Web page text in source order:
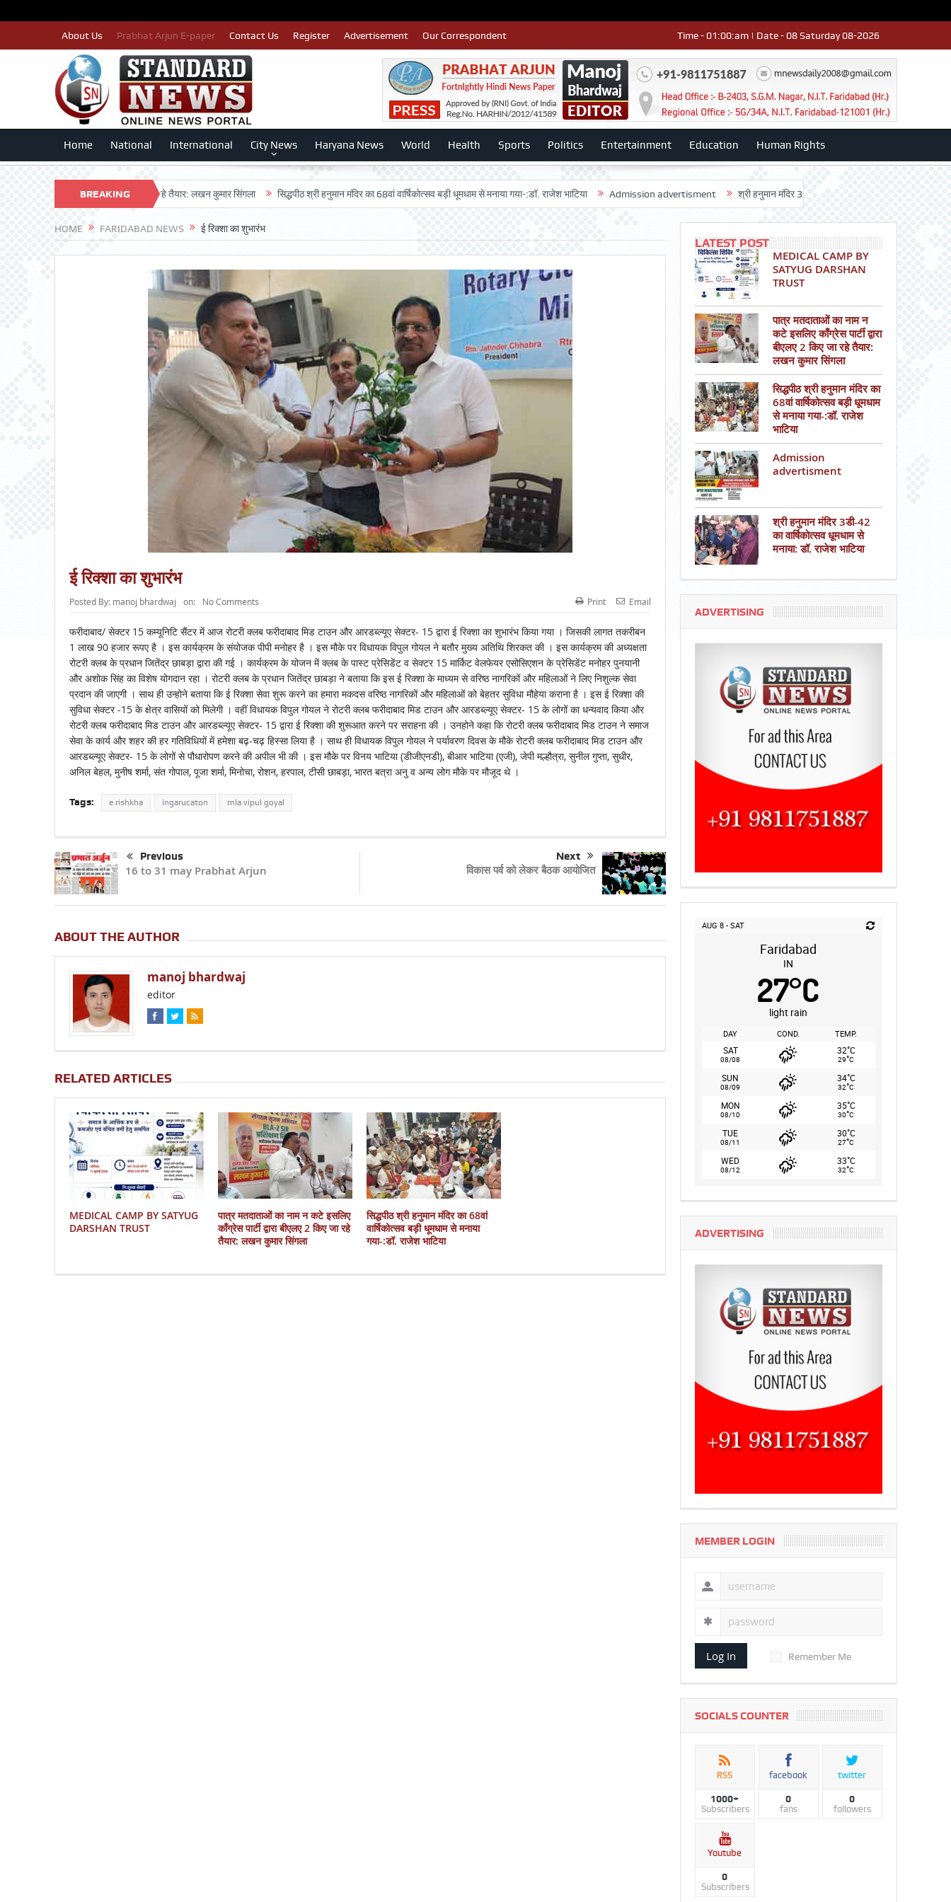
About Us Prabhat Arjun E-paper Contact Us Register Advertisement Our Correspondent Time - 01:00:am | Date - 08 Saturday 08-2026
Home National International City News Haryana News World Health Sports Politics Entertainment Education Human Rights
BREAKING
NEWS
पार्टी द्वारा बीएलए 2 किए जा रहे तैयार: लखन कुमार सिंगला सिद्धपीठ श्री हनुमान मंदिर का 68वां वार्षिकोत्सव बड़ी धूमधाम से मनाया गया-:डॉ. राजेश भाटिया Admission advertisment श्री हनुमान मंदिर 3डी-42 का वार्षिकोत्सव धूमधाम से मनाया: डॉ. राजेश
HOME FARIDABAD NEWS ई रिक्शा का शुभारंभ
ई रिक्शा का शुभारंभ
Posted By: manoj bhardwaj on: No Comments Print Email
फरीदाबाद/ सेक्टर 15 कम्यूनिटि सैंटर में आज रोटरी क्लब फरीदाबाद मिड टाउन और आरडब्ल्यूए सेक्टर- 15 द्वारा ई रिक्शा का शुभारंभ किया गया । जिसकी लागत तकरीबन
1 लाख 90 हजार रूपए है । इस कार्यक्रम के संयोजक पीपी मनोहर है । इस मौके पर विधायक विपुल गोयल ने बतौर मुख्य अतिथि शिरकत की । इस कार्यक्रम की अध्यक्षता
रोटरी क्लब के प्रधान जितेंद्र छाबड़ा द्वारा की गई । कार्यक्रम के योजन में क्लब के पास्ट प्रेसिडेंट व सेक्टर 15 मार्किट वेलफेयर एसोसिएशन के प्रेसिडेंट मनोहर पुनयानी
और अशोक सिंह का विशेष योगदान रहा । रोटरी क्लब के प्रधान जितेंद्र छाबड़ा ने बताया कि इस ई रिक्शा के माध्यम से वरिष्ठ नागरिकों और महिलाओं ने लिए निशुल्क सेवा
प्रदान की जाएगी । साथ ही उन्होने बताया कि ई रिक्शा सेवा शुरू करने का हमारा मकदस वरिष्ठ नागरिकों और महिलाओं को बेहतर सुविधा मौहेया कराना है । इस ई रिक्शा की
सुविधा सेक्टर -15 के क्षेत्र वासियों को मिलेगी । वहीं विधायक विपुल गोयल ने रोटरी क्लब फरीदाबाद मिड टाउन और आरडब्ल्यूए सेक्टर- 15 के लोगों का धन्यवाद किया और
रोटरी क्लब फरीदाबाद मिड टाउन और आरडब्ल्यूए सेक्टर- 15 द्वारा ई रिक्शा की शुरूआत करने पर सराहना की । उनहोने कहा कि रोटरी क्लब फरीदाबाद मिड टाउन ने समाज
सेवा के कार्य और शहर की हर गतिविधियों में हमेशा बढ़-चढ़ हिस्सा लिया है । साथ ही विधायक विपुल गोयल ने पर्यावरण दिवस के मौके रोटरी क्लब फरीदाबाद मिड टाउन और
आरडब्ल्यूए सेक्टर- 15 के लोगों से पौधारोपण करने की अपील भी की । इस मौके पर विनय भाटिया (डीजीएनडी), बीआर भाटिया (एजी), जेपी मल्हौत्रा, सुनील गुप्ता, सुधीर,
अनिल बेहल, मुनीष शर्मा, संत गोपाल, पूजा शर्मा, मिनोचा, रोशन, हरपाल, टीसी छाबड़ा, भारत बत्रा अनु व अन्य लोग मौके पर मौजूद थे ।
Tags: e rishkha ingarucaton mla vipul goyal
Previous
16 to 31 may Prabhat Arjun
Next
विकास पर्व को लेकर बैठक आयोजित
ABOUT THE AUTHOR
manoj bhardwaj
editor
RELATED ARTICLES
MEDICAL CAMP BY SATYUG
DARSHAN TRUST
पात्र मतदाताओं का नाम न कटे इसलिए
काँग्रेस पार्टी द्वारा बीएलए 2 किए जा रहे
तैयार: लखन कुमार सिंगला
सिद्धपीठ श्री हनुमान मंदिर का 68वां
वार्षिकोत्सव बड़ी धूमधाम से मनाया
गया-:डॉ. राजेश भाटिया
LATEST POST
MEDICAL CAMP BY
SATYUG DARSHAN
TRUST
पात्र मतदाताओं का नाम न
कटे इसलिए काँग्रेस पार्टी द्वारा
बीएलए 2 किए जा रहे तैयार:
लखन कुमार सिंगला
सिद्धपीठ श्री हनुमान मंदिर का
68वां वार्षिकोत्सव बड़ी धूमधाम
से मनाया गया-:डॉ. राजेश
भाटिया
Admission
advertisment
श्री हनुमान मंदिर 3डी-42
का वार्षिकोत्सव धूमधाम से
मनाया: डॉ. राजेश भाटिया
ADVERTISING
AUG 8 - SAT
Faridabad
IN
27°C
light rain
DAY COND. TEMP.
SAT
08/08
32°C
29°C
SUN
08/09
34°C
32°C
MON
08/10
35°C
30°C
TUE
08/11
30°C
27°C
WED
08/12
33°C
32°C
ADVERTISING
MEMBER LOGIN
Log In Remember Me
SOCIALS COUNTER
RSS
1000+
Subscribers
facebook
0
fans
twitter
0
followers
Youtube
0
Subscribers